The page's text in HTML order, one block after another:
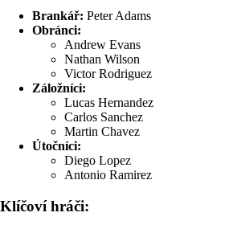
Brankář: Peter Adams
Obránci:
Andrew Evans
Nathan Wilson
Victor Rodriguez
Záložníci:
Lucas Hernandez
Carlos Sanchez
Martin Chavez
Útočníci:
Diego Lopez
Antonio Ramirez
Klíčoví hráči: